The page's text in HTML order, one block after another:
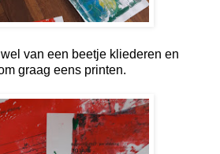
van een beetje kliederen en
graag eens printen.